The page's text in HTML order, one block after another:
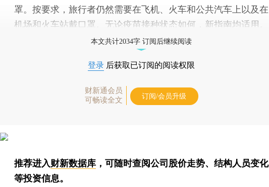
罩。按要求，旅行者仍然需要在飞机、火车和公共汽车上以及在
机场和火车站戴口罩。无论疫苗接种状态如何，新指南均适用。
本文共计2034字 订阅后继续阅读
登录 后获取已订阅的阅读权限
财新通会员
可畅读全文
订阅/会员升级
推荐进入财新数据库 ，可随时查阅公司股价走势、结构人员变化
等投资信息。